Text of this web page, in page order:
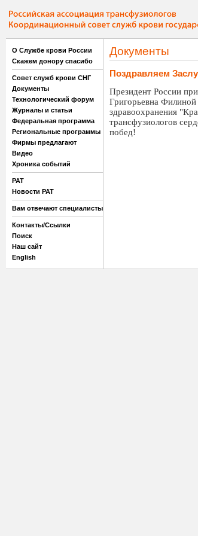
О Службе крови России
Скажем донору спасибо
Совет служб крови СНГ
Документы
Технологический форум
Журналы и статьи
Федеральная программа
Региональные программы
Фирмы предлагают
Видео
Хроника событий
РАТ
Новости РАТ
Вам отвечают специалисты
Контакты/Ссылки
Поиск
Наш сайт
English
Документы
Поздравляем
Президент России
Григорьевна Филиной
здравоохранения
трансфузиологов
побед!